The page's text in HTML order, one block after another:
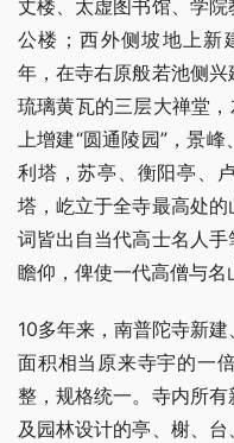
丈楼、太虚图书馆、学
公楼；西外侧坡地上新
年，在寺右原般若池侧
琉璃黄瓦的三层大禅堂
上增建“圆通陵园”，景
利塔，苏亭、衡阳亭、
塔，屹立于全寺最高处
词皆出自当代高士名人
瞻仰，俾使一代高僧与名
10多年来，南普陀寺新
面积相当原来寺宇的一
整，规格统一。寺内所
及园林设计的亭、榭、